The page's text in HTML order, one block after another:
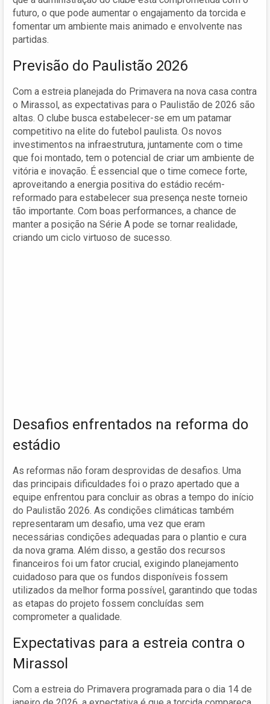
futuro, o que pode aumentar o engajamento da torcida e
fomentar um ambiente mais animado e envolvente nas
partidas.
Previsão do Paulistão 2026
Com a estreia planejada do Primavera na nova casa contra
o Mirassol, as expectativas para o Paulistão de 2026 são
altas. O clube busca estabelecer-se em um patamar
competitivo na elite do futebol paulista. Os novos
investimentos na infraestrutura, juntamente com o time
que foi montado, tem o potencial de criar um ambiente de
vitória e inovação. É essencial que o time comece forte,
aproveitando a energia positiva do estádio recém-
reformado para estabelecer sua presença neste torneio
tão importante. Com boas performances, a chance de
manter a posição na Série A pode se tornar realidade,
criando um ciclo virtuoso de sucesso.
Desafios enfrentados na reforma do
estádio
As reformas não foram desprovidas de desafios. Uma
das principais dificuldades foi o prazo apertado que a
equipe enfrentou para concluir as obras a tempo do início
do Paulistão 2026. As condições climáticas também
representaram um desafio, uma vez que eram
necessárias condições adequadas para o plantio e cura
da nova grama. Além disso, a gestão dos recursos
financeiros foi um fator crucial, exigindo planejamento
cuidadoso para que os fundos disponíveis fossem
utilizados da melhor forma possível, garantindo que todas
as etapas do projeto fossem concluídas sem
comprometer a qualidade.
Expectativas para a estreia contra o
Mirassol
Com a estreia do Primavera programada para o dia 14 de